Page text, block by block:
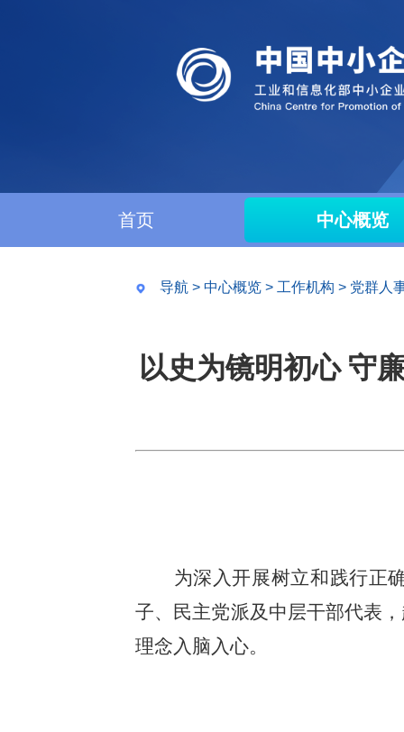
首页 中心概览
导航 > 中心概览 > 工作机构 > 党群人
以史为镜明初心 守
为深入开展树立和践行正
子、民主党派及中层干部代表
理念入脑入心。